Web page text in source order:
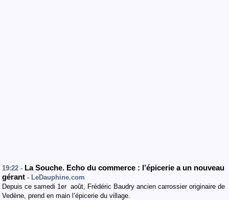
19:22 - La Souche. Echo du commerce : l’épicerie a un nouveau
gérant - LeDauphine.com
Depuis ce samedi 1er août, Frédéric Baudry ancien carrossier originaire de
Vedène, prend en main l’épicerie du village.